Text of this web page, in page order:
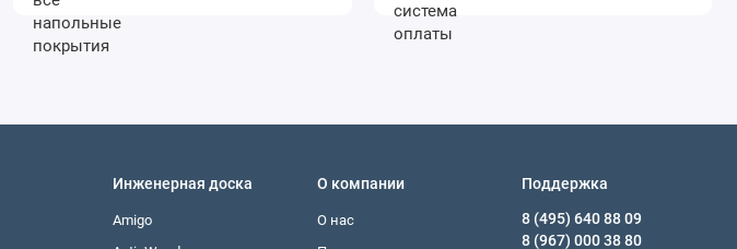
Инженерная доска
Amigo
О компании
О нас
Поддержка
8 (495) 640 88 09
8 (967) 000 38 80